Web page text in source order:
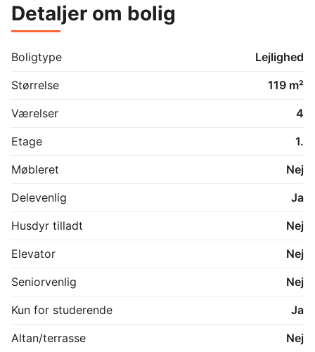
er ligeså delevenlig for 2 roomies.
larkeret gulve.
spørgsmål/fremvisning.
Detaljer om bolig
Boligtype
Lejlighed
Størrelse
119 m²
Værelser
4
Etage
1.
Møbleret
Nej
Delevenlig
Ja
Husdyr tilladt
Nej
Elevator
Nej
Seniorvenlig
Nej
Kun for studerende
Ja
Altan/terrasse
Nej